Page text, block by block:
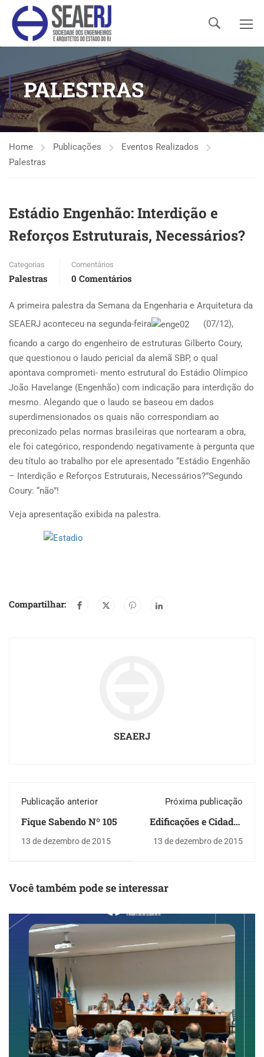
PALESTRAS
Home Publicações
Eventos Realizados
Palestras
Estádio Engenhão: Interdição e
Reforços Estruturais, Necessários?
Categorias
Palestras
Comentários
0 Comentários
A primeira palestra da Semana da Engenharia e Arquitetura da
SEAERJ aconteceu na segunda-feira
(07/12),
ficando a cargo do engenheiro de estruturas Gilberto Coury,
que questionou o laudo pericial da alemã SBP, o qual
apontava comprometi- mento estrutural do Estádio Olímpico
João Havelange (Engenhão) com indicação para interdição do
mesmo. Alegando que o laudo se baseou em dados
superdimensionados os quais não correspondiam ao
preconizado pelas normas brasileiras que nortearam a obra,
ele foi categórico, respondendo negativamente à pergunta que
deu título ao trabalho por ele apresentado “Estádio Engenhão
– Interdição e Reforços Estruturais, Necessários?”Segundo
Coury: “não”!
Veja apresentação exibida na palestra.
Compartilhar:
SEAERJ
Publicação anterior
Fique Sabendo Nº 105
13 de dezembro de 2015
Próxima publicação
Edificações e Cidades
13 de dezembro de 2015
Você também pode se interessar